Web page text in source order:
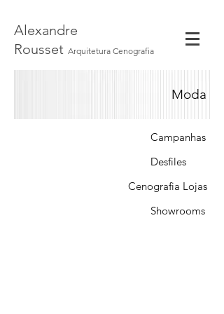
Alexandre
Rousset Arquitetura Cenografia
Moda
Moda
Campanhas
Desfiles
Cenografia Lojas
Showrooms